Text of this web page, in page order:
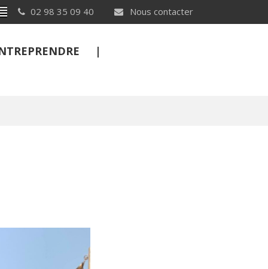
02 98 35 09 40 Nous contacter